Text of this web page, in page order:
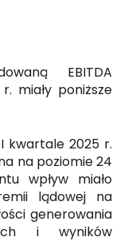
EBITDA
miały poniższe
kwartale 2025 r.
na poziomie 24
wpływ miało
lądowej na
generowania
i wyników